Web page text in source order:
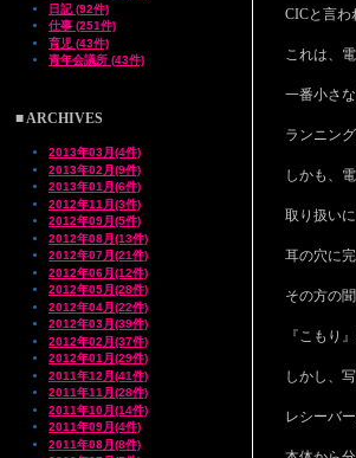
日記 (92件)
仕事 (251件)
育児 (43件)
青年会議所 (43件)
■ ARCHIVES
2013年03月(4件)
2013年02月(9件)
2013年01月(6件)
2012年11月(3件)
2012年09月(5件)
2012年08月(13件)
2012年07月(21件)
2012年06月(12件)
2012年05月(28件)
2012年04月(22件)
2012年03月(39件)
2012年02月(37件)
2012年01月(29件)
2011年12月(41件)
2011年11月(28件)
2011年10月(14件)
2011年09月(4件)
2011年08月(8件)
CICと言わ
これは、
一番小さ
ランニン
しかも、
取り扱い
耳の穴に
その方の
『こもり
しかし、
レシーバ